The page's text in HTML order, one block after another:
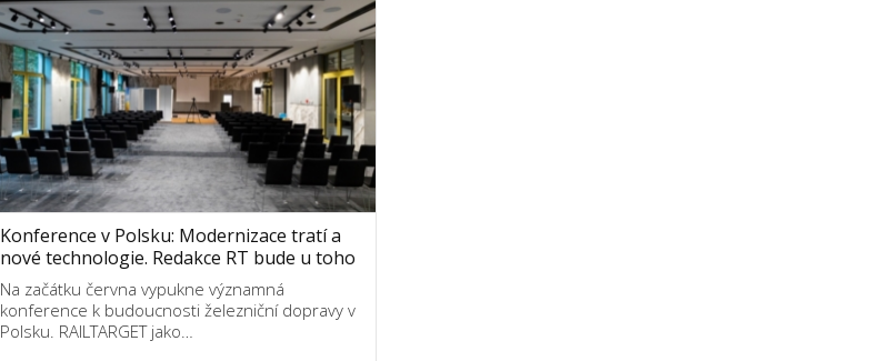
Konference v Polsku: Modernizace tratí a
nové technologie. Redakce RT bude u toho
Na začátku června vypukne významná
konference k budoucnosti železniční dopravy v
Polsku. RAILTARGET jako…